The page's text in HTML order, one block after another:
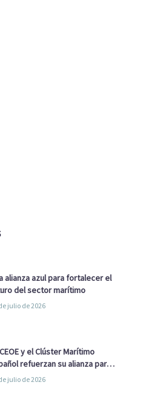
alianza azul para fortalecer el
del sector marítimo
julio de 2026
y el Clúster Marítimo
refuerzan su alianza para
una estrategia Nacional
julio de 2026